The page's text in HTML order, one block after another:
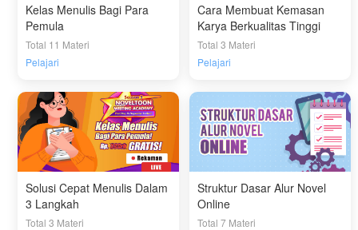
Kelas Menulis Bagi Para
Pemula
Total 11 Materi
Pelajari
Cara Membuat Kemasan
Karya Berkualitas Tinggi
Total 3 Materi
Pelajari
Solusi Cepat Menulis Dalam
3 Langkah
Total 3 Materi
Struktur Dasar Alur Novel
Online
Total 7 Materi